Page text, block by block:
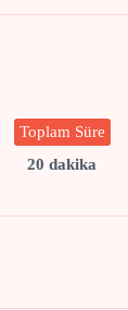
Toplam Süre
20 dakika